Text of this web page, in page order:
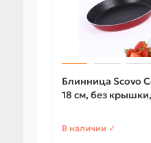
Блинница Scovo
18 см, без
В наличии ✓